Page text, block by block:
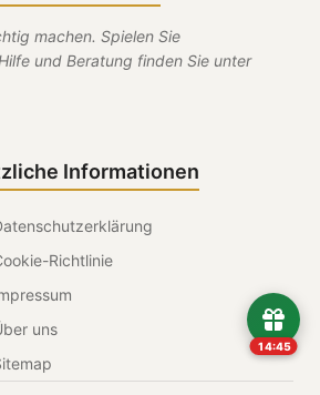
und Beratung finden Sie unter
Informationen
Richtlinie
uns
14:45